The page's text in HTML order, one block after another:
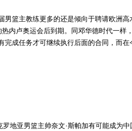
篮主教练更多的还是倾向于聘请欧洲高
内卢奥运会后到期。同邓华德时代一样
完成任务才可继续执行后面的合同，而
亚男篮主帅奈文·斯帕加有可能成为中